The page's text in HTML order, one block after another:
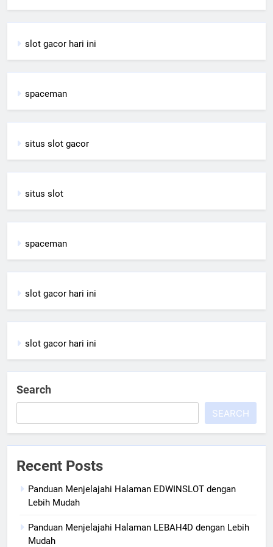
slot gacor hari ini
spaceman
situs slot gacor
situs slot
spaceman
slot gacor hari ini
slot gacor hari ini
Search
SEARCH
Recent Posts
Panduan Menjelajahi Halaman EDWINSLOT dengan
Lebih Mudah
Panduan Menjelajahi Halaman LEBAH4D dengan Lebih
Mudah